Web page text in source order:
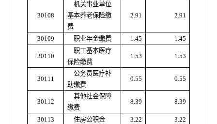
30108
机关事业单位
基本养老保险缴
费
2.91 2.91
30109 职业年金缴费 1.45 1.45
30110
职工基本医疗
保险缴费
1.53 1.53
30111
公务员医疗补
助缴费
0.55 0.55
30112
其他社会保障
缴费
8.39 8.39
30113 住房公积金 3.22 3.22